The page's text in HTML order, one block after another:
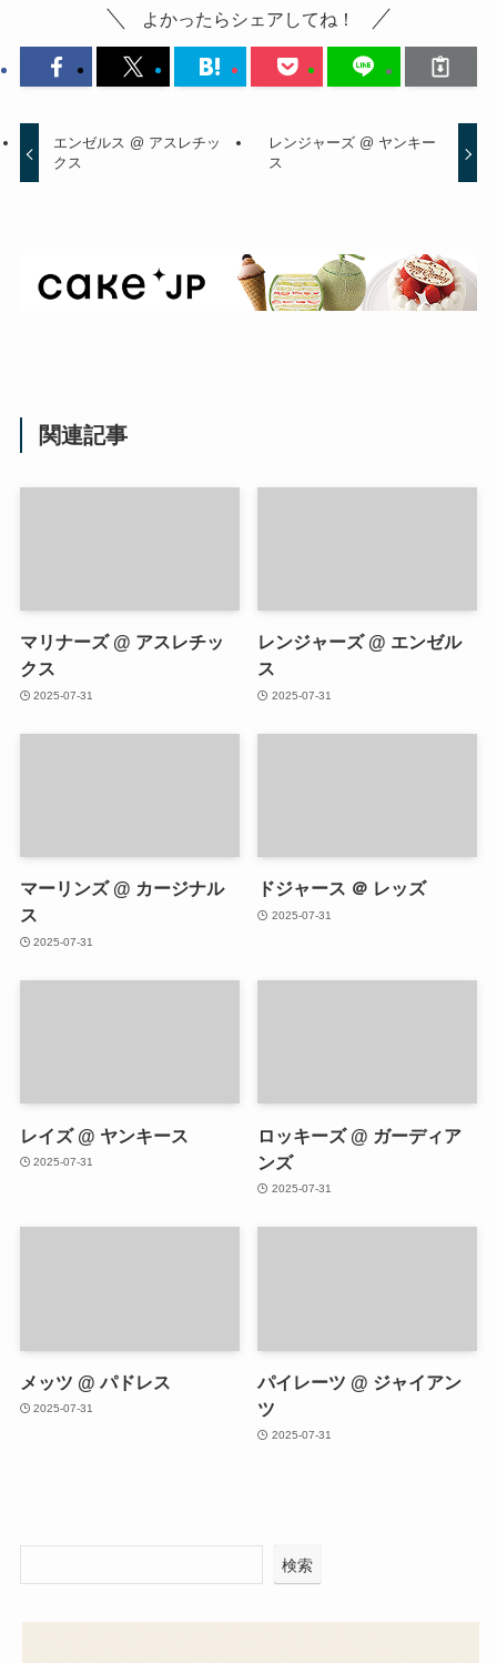
よかったらシェアしてね！
エンゼルス @ アスレチッ
クス
レンジャーズ @ ヤンキー
ス
関連記事
マリナーズ @ アスレチッ
クス
2025-07-31
レンジャーズ @ エンゼル
ス
2025-07-31
マーリンズ @ カージナル
ス
2025-07-31
ドジャース ＠ レッズ
2025-07-31
レイズ @ ヤンキース
2025-07-31
ロッキーズ @ ガーディア
ンズ
2025-07-31
メッツ @ パドレス
2025-07-31
パイレーツ @ ジャイアン
ツ
2025-07-31
検索